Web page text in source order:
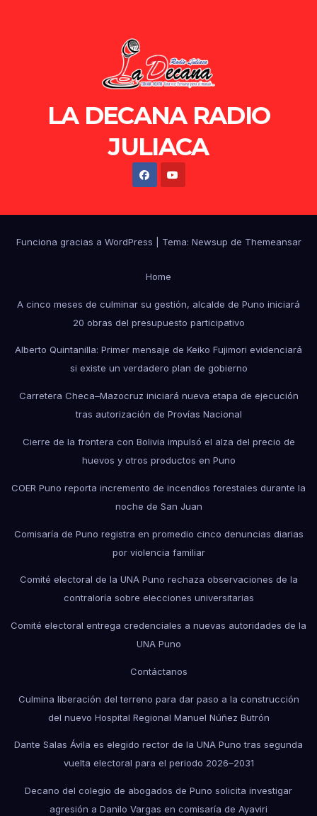
LA DECANA RADIO
JULIACA
Funciona gracias a WordPress Tema: Newsup de Themeansar
Home
A cinco meses de culminar su gestión, alcalde de Puno iniciará
20 obras del presupuesto participativo
Alberto Quintanilla: Primer mensaje de Keiko Fujimori evidenciará
si existe un verdadero plan de gobierno
Carretera Checa–Mazocruz iniciará nueva etapa de ejecución
tras autorización de Provías Nacional
Cierre de la frontera con Bolivia impulsó el alza del precio de
huevos y otros productos en Puno
COER Puno reporta incremento de incendios forestales durante la
noche de San Juan
Comisaría de Puno registra en promedio cinco denuncias diarias
por violencia familiar
Comité electoral de la UNA Puno rechaza observaciones de la
contraloría sobre elecciones universitarias
Comité electoral entrega credenciales a nuevas autoridades de la
UNA Puno
Contáctanos
Culmina liberación del terreno para dar paso a la construcción
del nuevo Hospital Regional Manuel Núñez Butrón
Dante Salas Ávila es elegido rector de la UNA Puno tras segunda
vuelta electoral para el periodo 2026–2031
Decano del colegio de abogados de Puno solicita investigar
agresión a Danilo Vargas en comisaría de Ayaviri